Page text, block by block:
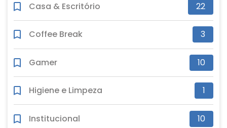
Casa & Escritório 22
Coffee Break 3
Gamer 10
Higiene e Limpeza 1
Institucional 10